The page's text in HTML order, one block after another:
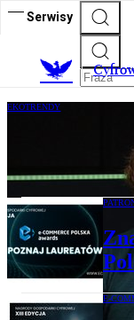
Serwisy
C
EKOTRENDY
E-commerce
E-